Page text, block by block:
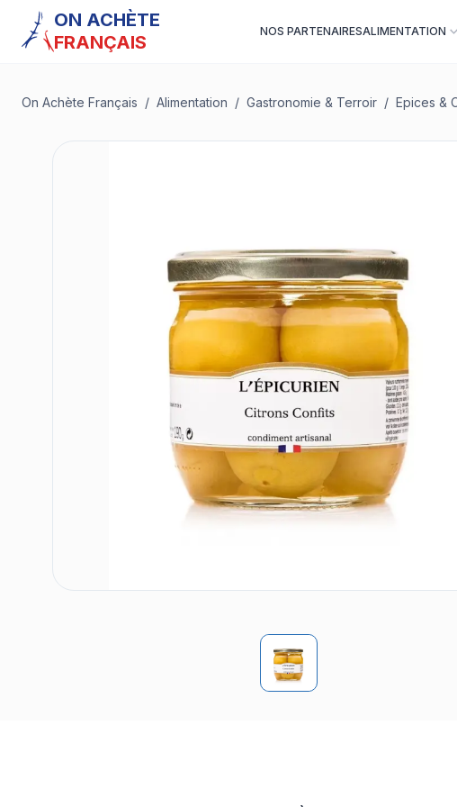
ON ACHÈTE
FRANÇAIS
NOS PARTENAIRESALIMENTATION
On Achète Français / Alimentation / Gastronomie & Terroir / Epices &